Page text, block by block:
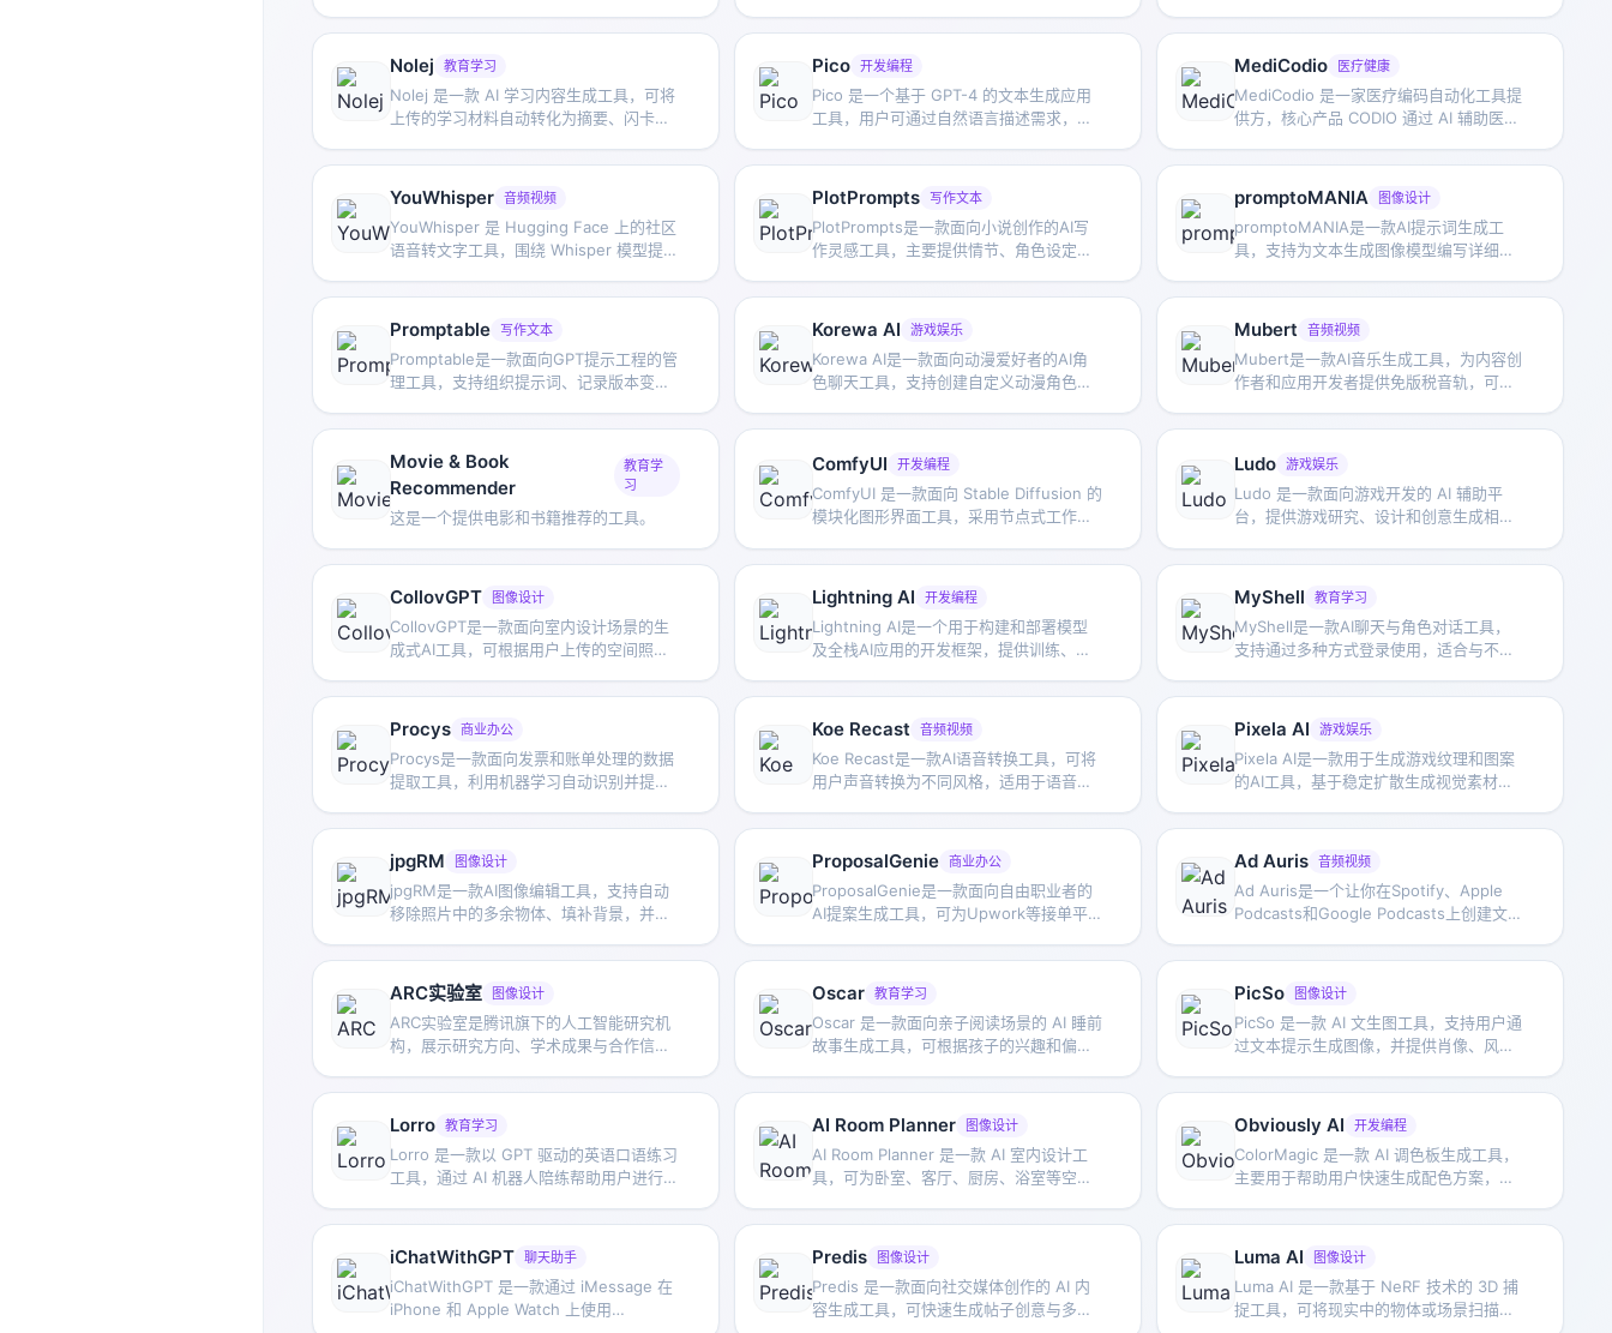
作并提升撰写效率。
以减少人工录制成本与时间投入。
础信息交流。
Nolej 教育学习
Nolej 是一款 AI 学习内容生成工具，可将
上传的学习材料自动转化为摘要、闪卡和
成更主动的学习过程。
Pico 开发编程
Pico 是一个基于 GPT-4 的文本生成应用
工具，用户可通过自然语言描述需求，快
程能力但有产品想法的人使用。
MediCodio 医疗健康
MediCodio 是一家医疗编码自动化工具提
供方，核心产品 CODIO 通过 AI 辅助医学
队提升编码效率并降低人工成本。
YouWhisper 音频视频
YouWhisper 是 Hugging Face 上的社区
语音转文字工具，围绕 Whisper 模型提供
稿。
PlotPrompts 写作文本
PlotPrompts是一款面向小说创作的AI写
作灵感工具，主要提供情节、角色设定和
展开的故事构思。
promptoMANIA 图像设计
promptoMANIA是一款AI提示词生成工
具，支持为文本生成图像模型编写详细提
成功能，适合艺术创作与灵感拓展。
Promptable 写作文本
Promptable是一款面向GPT提示工程的管
理工具，支持组织提示词、记录版本变
理AI提示开发工作。
Korewa AI 游戏娱乐
Korewa AI是一款面向动漫爱好者的AI角
色聊天工具，支持创建自定义动漫角色、
Mubert 音频视频
Mubert是一款AI音乐生成工具，为内容创
作者和应用开发者提供免版税音轨，可按
Movie & Book
Recommender
教育学
习
这是一个提供电影和书籍推荐的工具。
ComfyUI 开发编程
ComfyUI 是一款面向 Stable Diffusion 的
模块化图形界面工具，采用节点式工作流
程。
Ludo 游戏娱乐
Ludo 是一款面向游戏开发的 AI 辅助平
台，提供游戏研究、设计和创意生成相关
率。
CollovGPT 图像设计
CollovGPT是一款面向室内设计场景的生
成式AI工具，可根据用户上传的空间照
助进行装修灵感探索与方案预览。
Lightning AI 开发编程
Lightning AI是一个用于构建和部署模型
及全栈AI应用的开发框架，提供训练、服
基础设施配置工作。
MyShell 教育学习
MyShell是一款AI聊天与角色对话工具，
支持通过多种方式登录使用，适合与不同
Procys 商业办公
Procys是一款面向发票和账单处理的数据
提取工具，利用机器学习自动识别并提取
Koe Recast 音频视频
Koe Recast是一款AI语音转换工具，可将
用户声音转换为不同风格，适用于语音聊
Pixela AI 游戏娱乐
Pixela AI是一款用于生成游戏纹理和图案
的AI工具，基于稳定扩散生成视觉素材，
jpgRM 图像设计
jpgRM是一款AI图像编辑工具，支持自动
移除照片中的多余物体、填补背景，并可
理与修饰。
ProposalGenie 商业办公
ProposalGenie是一款面向自由职业者的
AI提案生成工具，可为Upwork等接单平
作时间。
Ad Auris 音频视频
Ad Auris是一个让你在Spotify、Apple
Podcasts和Google Podcasts上创建文章
ARC实验室 图像设计
ARC实验室是腾讯旗下的人工智能研究机
构，展示研究方向、学术成果与合作信
像处理演示工具。
Oscar 教育学习
Oscar 是一款面向亲子阅读场景的 AI 睡前
故事生成工具，可根据孩子的兴趣和偏好
每晚的阅读内容。
PicSo 图像设计
PicSo 是一款 AI 文生图工具，支持用户通
过文本提示生成图像，并提供肖像、风
合移动端和在线创作。
Lorro 教育学习
Lorro 是一款以 GPT 驱动的英语口语练习
工具，通过 AI 机器人陪练帮助用户进行英
习场景。
AI Room Planner 图像设计
AI Room Planner 是一款 AI 室内设计工
具，可为卧室、客厅、厨房、浴室等空间
获取房间设计方案。
Obviously AI 开发编程
ColorMagic 是一款 AI 调色板生成工具，
主要用于帮助用户快速生成配色方案，适
的色彩搭配需求。
iChatWithGPT 聊天助手
iChatWithGPT 是一款通过 iMessage 在
iPhone 和 Apple Watch 上使用
Predis 图像设计
Predis 是一款面向社交媒体创作的 AI 内
容生成工具，可快速生成帖子创意与多种
Luma AI 图像设计
Luma AI 是一款基于 NeRF 技术的 3D 捕
捉工具，可将现实中的物体或场景扫描为